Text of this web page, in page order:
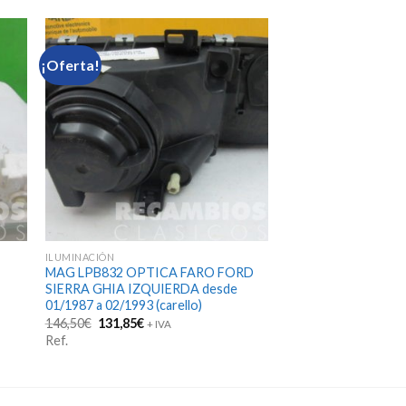
¡Oferta!
ILUMINACIÓN
MAG LPB832 OPTICA FARO FORD
SIERRA GHIA IZQUIERDA desde
01/1987 a 02/1993 (carello)
146,50€ El
precio
131,85€El+ IVA
Ref.